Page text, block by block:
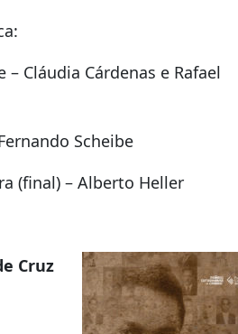
– Cláudia Cárdenas e Rafael
Scheibe
(final) – Alberto Heller
Cruz